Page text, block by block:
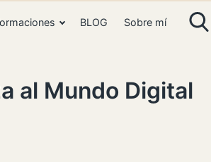
BLOG Sobre mí
al Mundo Digital